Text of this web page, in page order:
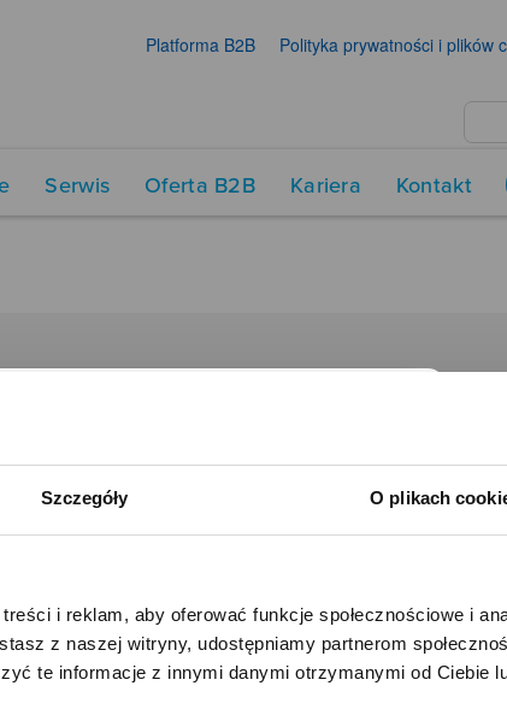
Szczegóły O plikach
i reklam, aby oferować funkcje społecznościowe i
z naszej witryny, udostępniamy partnerom
te informacje z innymi danymi otrzymanymi od Ciebie
Platforma B2B Polityka prywatności i plików
Serwis Oferta B2B Kariera Kontakt
Time Trend
Salony muzyczne Riff
Noble Place
Zibi
UŻYTKOWNICZKO
w celach analitycznych, statystycznych i
aby analizować ruch w tej witrynie,
oraz zapamiętywać Twoje preferencje.